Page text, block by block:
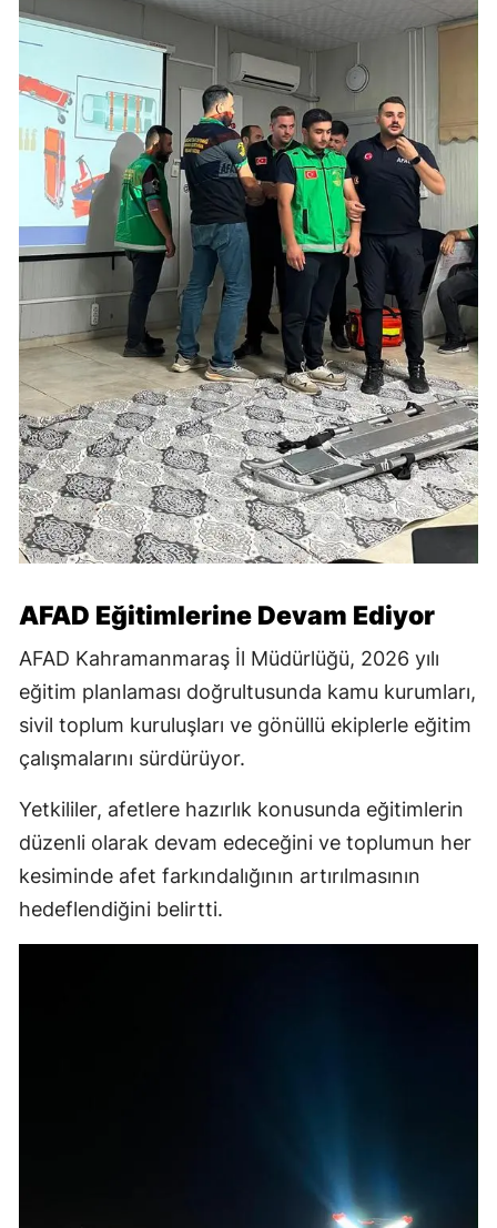
AFAD Eğitimlerine Devam Ediyor
AFAD Kahramanmaraş İl Müdürlüğü, 2026 yılı
eğitim planlaması doğrultusunda kamu kurumları,
sivil toplum kuruluşları ve gönüllü ekiplerle eğitim
çalışmalarını sürdürüyor.
Yetkililer, afetlere hazırlık konusunda eğitimlerin
düzenli olarak devam edeceğini ve toplumun her
kesiminde afet farkındalığının artırılmasının
hedeflendiğini belirtti.